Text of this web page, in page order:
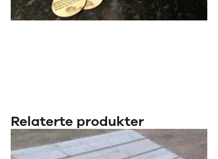
Relaterte produkter